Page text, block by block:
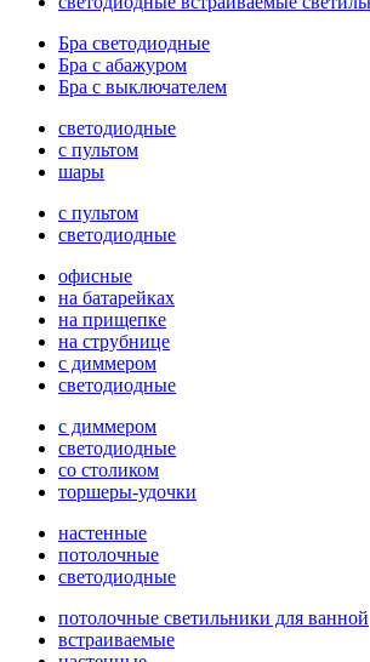
Бра светодиодные
Бра с абажуром
Бра с выключателем
светодиодные
с пультом
шары
с пультом
светодиодные
офисные
на батарейках
на прищепке
на струбнице
с диммером
светодиодные
с диммером
светодиодные
со столиком
торшеры-удочки
настенные
потолочные
светодиодные
потолочные светильники для ванной
встраиваемые